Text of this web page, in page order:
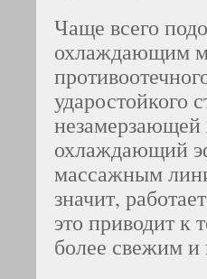
Чаще всего
охлаждающим
ударостойкого
незамерзающей
охлаждающий
массажным
значит,
это приводит к
более свежим